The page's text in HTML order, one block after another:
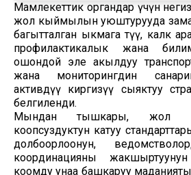
Мамлекеттик органдар үчүн
жол кыймылын уюштурууда
багытталган ыкмага өтүү, калк
профилактикалык жана
ошондой эле акылдуу
жана мониторингдин
активдүү киргизүү сыяктуу
белгиленди.
Мындан тышкары, жол
коопсуздуктун катуу
долбоорлоонун,
координацияны
коомду унаа башкаруу